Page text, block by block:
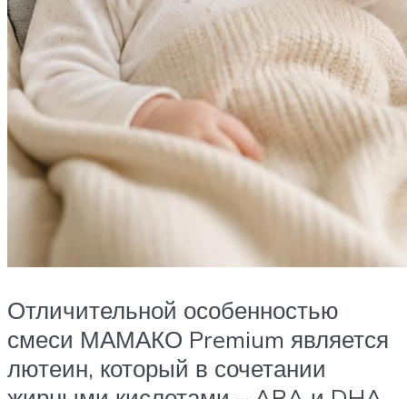
Отличительной особенностью
смеси МАМАКО Premium является
лютеин, который в сочетании